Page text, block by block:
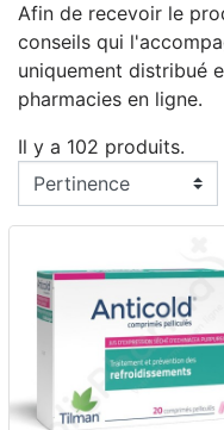
Afin de recevoir le
conseils qui
uniquement distribué
pharmacies en ligne.
Il y a 102 produits.